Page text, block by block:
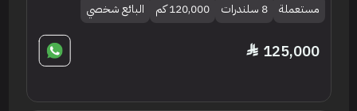
مستعملة 8 سلندرات 120,000 كم البائع شخصي
125,000